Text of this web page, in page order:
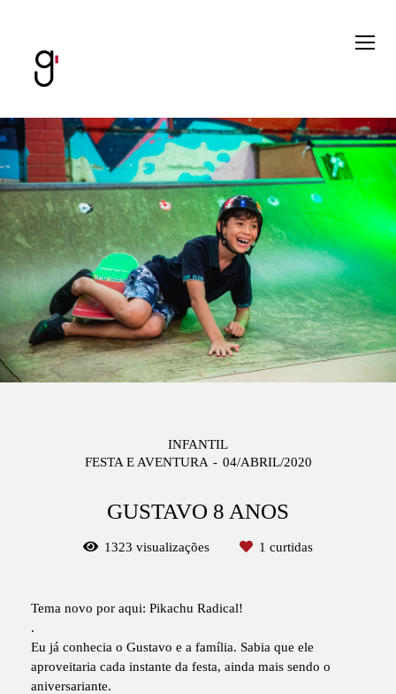
INFANTIL
FESTA E AVENTURA
04/ABRIL/2020
GUSTAVO 8 ANOS
1323 visualizações 1 curtidas
Tema novo por aqui: Pikachu Radical!
.
Eu já conhecia o Gustavo e a família. Sabia que ele
aproveitaria cada instante da festa, ainda mais sendo o
aniversariante.